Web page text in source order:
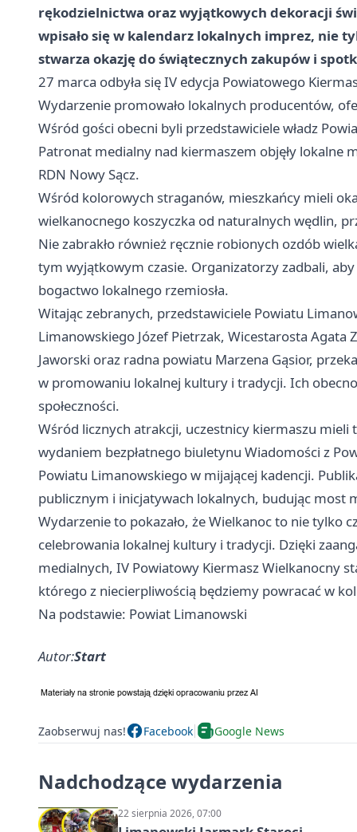
rękodzielnictwa oraz wyjątkowych dekoracji
wpisało się w kalendarz lokalnych imprez, nie
stwarza okazję do świątecznych zakupów i
27 marca odbyła się IV edycja Powiatowego
Wydarzenie promowało lokalnych producentów,
Wśród gości obecni byli przedstawiciele władz
Patronat medialny nad kiermaszem objęły lokalne
RDN Nowy Sącz.
Wśród kolorowych straganów, mieszkańcy mieli
wielkanocnego koszyczka od naturalnych wędlin,
Nie zabrakło również ręcznie robionych ozdób
tym wyjątkowym czasie. Organizatorzy zadbali,
bogactwo lokalnego rzemiosła.
Witając zebranych, przedstawiciele Powiatu
Limanowskiego Józef Pietrzak, Wicestarosta Agata
Jaworski oraz radna powiatu Marzena Gąsior,
w promowaniu lokalnej kultury i tradycji. Ich
społeczności.
Wśród licznych atrakcji, uczestnicy kiermaszu mieli
wydaniem bezpłatnego biuletynu Wiadomości z
Powiatu Limanowskiego w mijającej kadencji.
publicznym i inicjatywach lokalnych, budując most
Wydarzenie to pokazało, że Wielkanoc to nie tylko
celebrowania lokalnej kultury i tradycji. Dzięki
medialnych, IV Powiatowy Kiermasz Wielkanocny
którego z niecierpliwością będziemy powracać w
Na podstawie: Powiat Limanowski
Autor:Start
Zaobserwuj nas! Facebook Google News
Nadchodzące wydarzenia
22 sierpnia 2026, 07:00